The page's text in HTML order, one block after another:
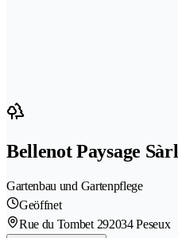
Bellenot Paysage Sàrl
Gartenbau und Gartenpflege
Geöffnet
Rue du Tombet 292034 Peseux